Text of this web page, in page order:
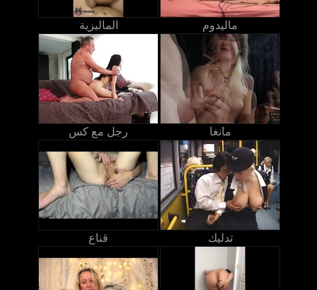
الماليزية ماليدوم
رجل مع كس مانغا
قناع تدليك